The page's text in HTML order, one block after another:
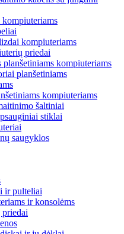
kompiuteriams
priedai
kompiuteriams
planšetiniams
kompiuteriams
šaltiniai
stiklai
saugyklos
ir pulteliai
ir konsolėms